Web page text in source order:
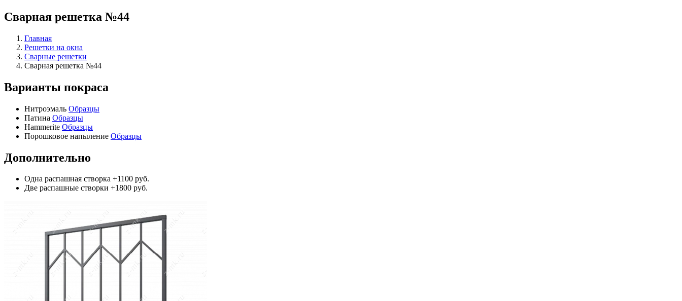
Сварная решетка №44
Главная
Решетки на окна
Сварные решетки
Сварная решетка №44
Варианты покраса
Нитроэмаль Образцы
Патина Образцы
Hammerite Образцы
Порошковое напыление Образцы
Дополнительно
Одна распашная створка +1100 руб.
Две распашные створки +1800 руб.